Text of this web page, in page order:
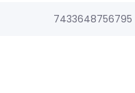
7433648756795